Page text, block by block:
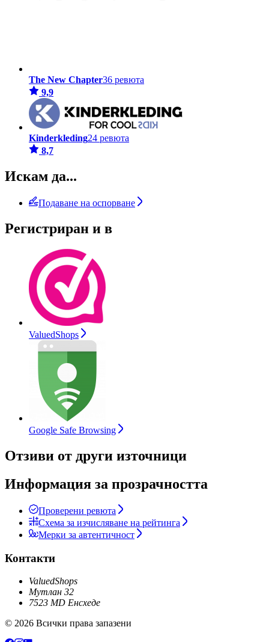
The New Chapter36 ревюта
9,9
Kinderkleding24 ревюта
8,7
Искам да...
Подаване на оспорване
Регистриран и в
ValuedShops
Google Safe Browsing
Отзиви от други източници
Информация за прозрачността
Проверени ревюта
Схема за изчисляване на рейтинга
Мерки за автентичност
Контакти
ValuedShops
Мутлан 32
7523 MD Енсхеде
© 2026 Всички права запазени